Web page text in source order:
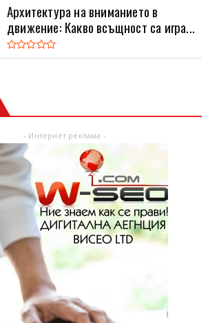
Архитектура на вниманието в
движение: Какво всъщност са игра...
- Интернет реклама -